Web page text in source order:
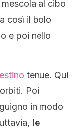
al cibo
così il bolo
e poi nello
tenue. Qui
Poi
in modo
le